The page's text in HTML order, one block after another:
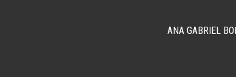
ANA GABRIEL